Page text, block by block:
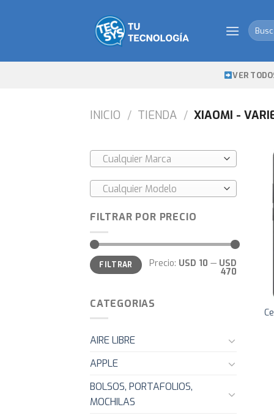
Buscar
por:
VER
INICIO / TIENDA / XIAOMI -
Cualquier Marca
Cualquier Modelo
FILTRAR POR PRECIO
Precio
mínimo
Precio
máximo
FILTRAR Precio: USD 10 — USD
470
CATEGORIAS
AIRE LIBRE
APPLE
BOLSOS, PORTAFOLIOS,
MOCHILAS